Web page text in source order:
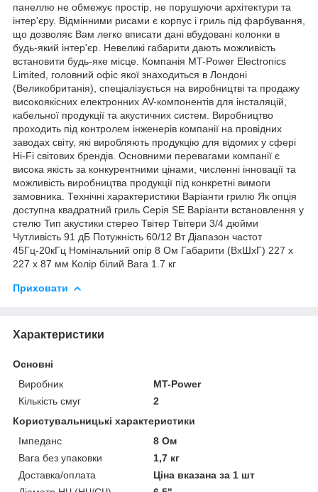
панеллю не обмежує простір, не порушуючи архітектури та
інтер'єру. Відмінними рисами є корпус і гриль під фарбування,
що дозволяє Вам легко вписати дані вбудовані колонки в
будь-який інтер'єр. Невеликі габарити дають можливість
встановити будь-яке місце. Компанія MT-Power Electronics
Limited, головний офіс якої знаходиться в Лондоні
(Великобританія), спеціалізується на виробництві та продажу
високоякісних електронних AV-компонентів для інсталяцій,
кабельної продукції та акустичних систем. Виробництво
проходить під контролем інженерів компанії на провідних
заводах світу, які виробляють продукцію для відомих у сфері
Hi-Fi світових брендів. Основними перевагами компанії є
висока якість за конкурентними цінами, численні інновації та
можливість виробництва продукції під конкретні вимоги
замовника. Технічні характеристики Варіанти грилю Як опція
доступна квадратний гриль Серія SE Варіанти встановлення у
стелю Тип акустики стерео Твітер Твітери 3/4 дюйми
Чутливість 91 дБ Потужність 60/12 Вт Діапазон частот
45Гц-20кГц Номінальний опір 8 Ом Габарити (ВхШхГ) 227 x
227 x 87 мм Колір білий Вага 1.7 кг
Приховати
Характеристики
Основні
Виробник
MT-Power
Кількість смуг
2
Користувальницькі характеристики
Імпеданс
8 Ом
Вага без упаковки
1,7 кг
Доставка/оплата
Ціна вказана за 1 шт